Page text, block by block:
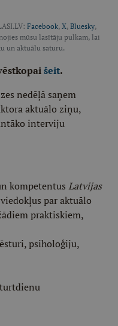
Facebook, X, Bluesky,
mūsu lasītāju pulkam, lai
un aktuālu saturu.
šeit.
nedēļā saņem
aktuālo ziņu,
interviju
kompetentus Latvijas
par aktuālo
praktiskiem,
psiholoģiju,